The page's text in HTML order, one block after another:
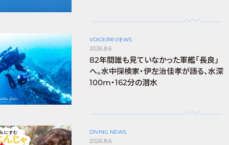
VOICE/REVIEWS
2026.8.6
82年間誰も見ていなかった軍艦「長良」
へ。水中探検家・伊左治佳孝が語る、水深
100m・162分の潜水
DIVING NEWS
2026.8.6